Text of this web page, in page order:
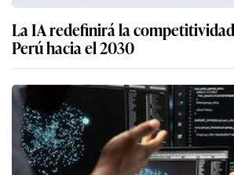
La IA redefinirá la
Perú hacia el 2030